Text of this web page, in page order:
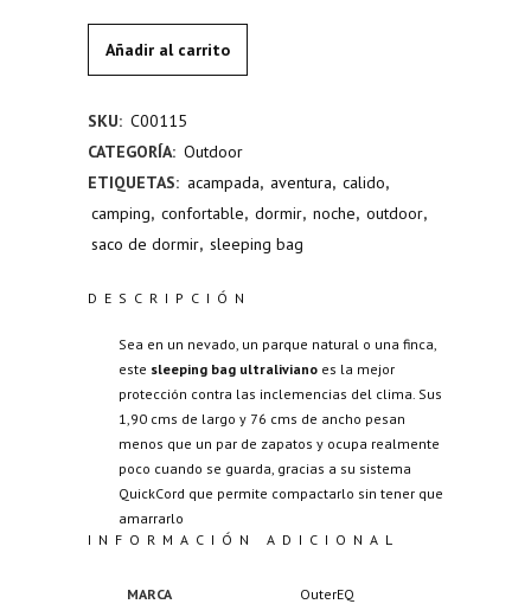
Sleeping
quantity
Añadir al carrito
SKU: C00115
CATEGORÍA: Outdoor
ETIQUETAS: acampada, aventura, calido,
camping, confortable, dormir, noche, outdoor,
saco de dormir, sleeping bag
DESCRIPCIÓN
Sea en un nevado, un parque natural o una finca,
este sleeping bag ultraliviano es la mejor
protección contra las inclemencias del clima. Sus
1,90 cms de largo y 76 cms de ancho pesan
menos que un par de zapatos y ocupa realmente
poco cuando se guarda, gracias a su sistema
QuickCord que permite compactarlo sin tener que
amarrarlo
INFORMACIÓN ADICIONAL
MARCA OuterEQ